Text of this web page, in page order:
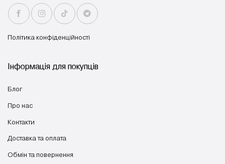
Політика конфіденційності
Інформація для покупців
Блог
Про нас
Контакти
Доставка та оплата
Обмін та повернення